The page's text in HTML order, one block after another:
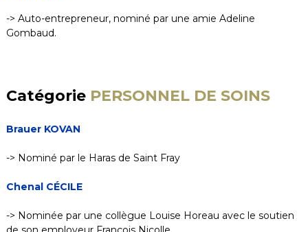
-> Auto-entrepreneur, nominé par une amie Adeline
Gombaud.
Catégorie PERSONNEL DE SOINS
Brauer KOVAN
-> Nominé par le Haras de Saint Fray
Chenal CÉCILE
-> Nominée par une collègue Louise Horeau avec le soutien